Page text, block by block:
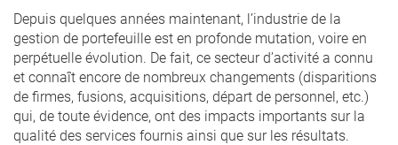
Depuis quelques années maintenant, l’industrie de la
gestion de portefeuille est en profonde mutation, voire en
perpétuelle évolution. De fait, ce secteur d’activité a connu
et connaît encore de nombreux changements (disparitions
de firmes, fusions, acquisitions, départ de personnel, etc.)
qui, de toute évidence, ont des impacts importants sur la
qualité des services fournis ainsi que sur les résultats.